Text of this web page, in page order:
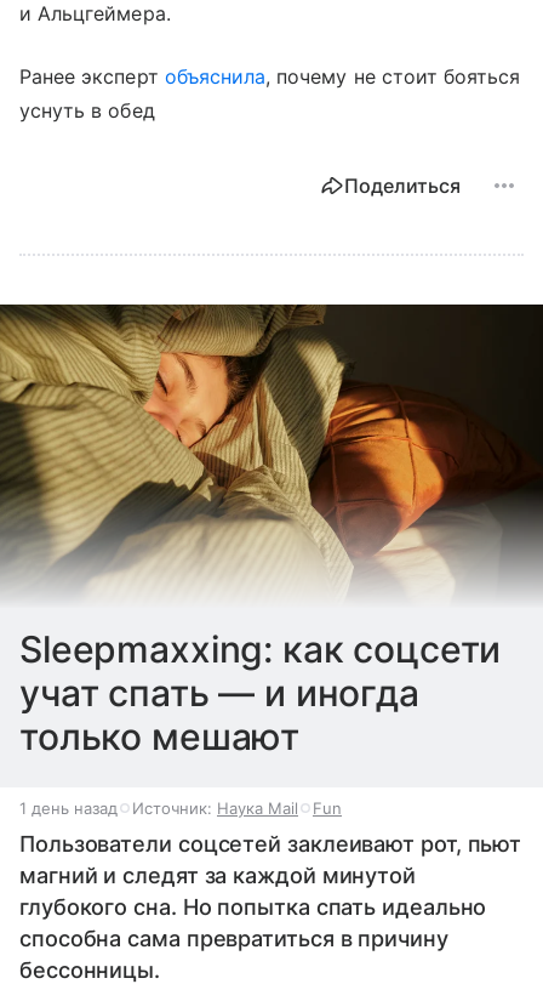
и Альцгеймера.
Ранее эксперт объяснила, почему не стоит бояться
уснуть в обед
Поделиться
Sleepmaxxing: как соцсети
учат спать — и иногда
только мешают
1 день назад Источник: Наука Mail Fun
Пользователи соцсетей заклеивают рот, пьют
магний и следят за каждой минутой
глубокого сна. Но попытка спать идеально
способна сама превратиться в причину
бессонницы.